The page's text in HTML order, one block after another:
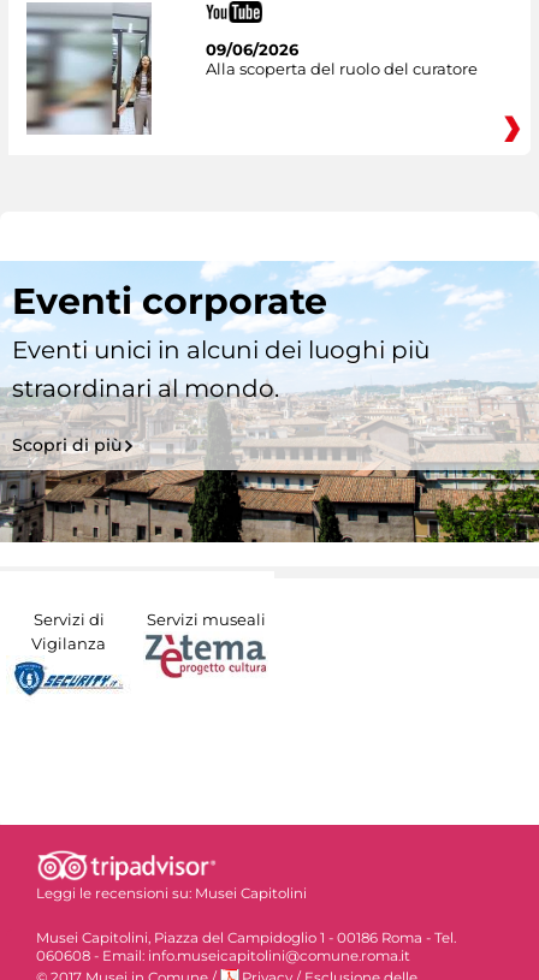
09/06/2026
Alla scoperta del ruolo del curatore
Eventi corporate
Eventi unici in alcuni dei luoghi più
straordinari al mondo.
Scopri di più
Servizi di
Vigilanza
Servizi museali
Leggi le recensioni su: Musei Capitolini
Musei Capitolini, Piazza del Campidoglio 1 - 00186 Roma - Tel.
060608 - Email: info.museicapitolini@comune.roma.it